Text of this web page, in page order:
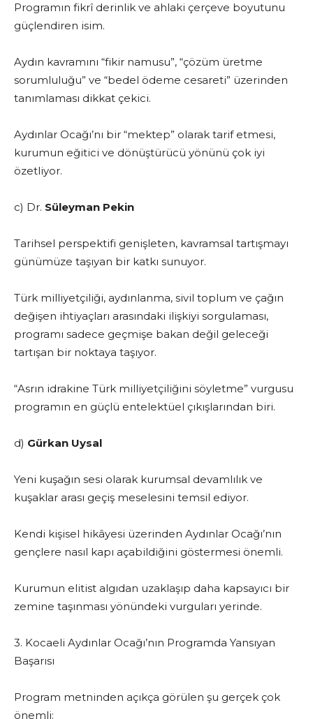
Programın fikrî derinlik ve ahlaki çerçeve boyutunu
güçlendiren isim.
Aydın kavramını “fikir namusu”, “çözüm üretme
sorumluluğu” ve “bedel ödeme cesareti” üzerinden
tanımlaması dikkat çekici.
Aydınlar Ocağı’nı bir “mektep” olarak tarif etmesi,
kurumun eğitici ve dönüştürücü yönünü çok iyi
özetliyor.
c) Dr. Süleyman Pekin
Tarihsel perspektifi genişleten, kavramsal tartışmayı
günümüze taşıyan bir katkı sunuyor.
Türk milliyetçiliği, aydınlanma, sivil toplum ve çağın
değişen ihtiyaçları arasındaki ilişkiyi sorgulaması,
programı sadece geçmişe bakan değil geleceği
tartışan bir noktaya taşıyor.
“Asrın idrakine Türk milliyetçiliğini söyletme” vurgusu
programın en güçlü entelektüel çıkışlarından biri.
d) Gürkan Uysal
Yeni kuşağın sesi olarak kurumsal devamlılık ve
kuşaklar arası geçiş meselesini temsil ediyor.
Kendi kişisel hikâyesi üzerinden Aydınlar Ocağı’nın
gençlere nasıl kapı açabildiğini göstermesi önemli.
Kurumun elitist algıdan uzaklaşıp daha kapsayıcı bir
zemine taşınması yönündeki vurguları yerinde.
3. Kocaeli Aydınlar Ocağı’nın Programda Yansıyan
Başarısı
Program metninden açıkça görülen şu gerçek çok
önemli: